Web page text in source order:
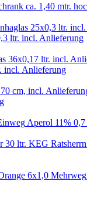
ca. 1,40 mtr.
ltr. incl. Anlieferung
incl. Anlieferung
Aperol 11%